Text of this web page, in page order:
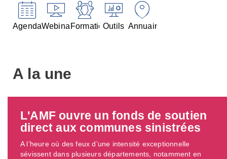
AgendaWebinairesFormationsOutils Annuaires
A la une
L'AMF ouvre un fonds de soutien
direct aux communes sinistrées
A l’heure où des feux d’une intensité exceptionnelle
sévissent dans plusieurs départements, notamment en